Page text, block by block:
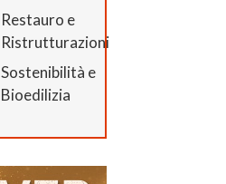
Restauro e
Ristrutturazioni
Sostenibilità e
Bioedilizia